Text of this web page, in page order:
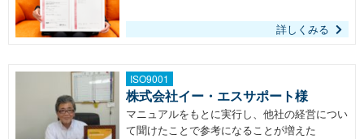
詳しくみる
ISO9001
株式会社イー・エスサポート様
マニュアルをもとに実行し、他社の経営につい
て聞けたことで参考になることが増えた